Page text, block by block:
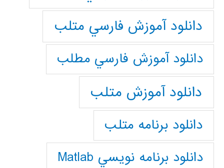
دانلود آموزش فارسي متلب
دانلود آموزش فارسي مطلب
دانلود آموزش متلب
دانلود برنامه متلب
دانلود برنامه نويسي Matlab